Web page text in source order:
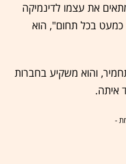
את עצמו לדינמיקה
כמעט בכל תחום", הוא
והוא משקיע בחברות
איתה.
-